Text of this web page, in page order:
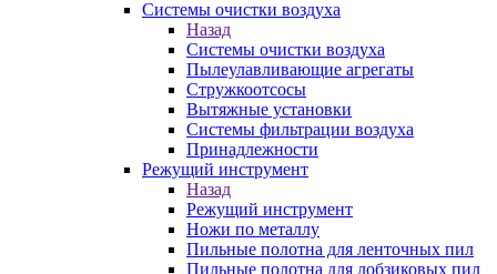
Системы очистки воздуха
Назад
Системы очистки воздуха
Пылеулавливающие агрегаты
Стружкоотсосы
Вытяжные установки
Системы фильтрации воздуха
Принадлежности
Режущий инструмент
Назад
Режущий инструмент
Ножи по металлу
Пильные полотна для ленточных пил
Пильные полотна для лобзиковых пил